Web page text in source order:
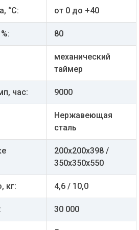
°С: от 0 до +40
80
механический
таймер
час: 9000
Нержавеющая
сталь
200x200x398 /
350x350x550
кг: 4,6 / 10,0
30 000